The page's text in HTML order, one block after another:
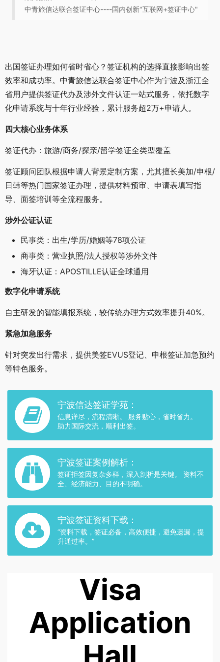
中青旅信达联合签证中心----国内创新"互联网+签证中心"
出国签证办理如何省时省心？签证机构的选择直接影响出签
效率和成功率。中青旅信达联合签证中心作为宁波及浙江全
省用户提供签证代办及涉外文件认证一站式服务，依托数字
化申请系统与十年行业经验，累计服务超2万+申请人。
四大核心业务体系
签证代办：旅游/商务/探亲/留学签证全类型覆盖
签证顾问团队根据申请人背景定制方案，尤其擅长美加/申根/
日韩等热门国家签证办理，提供材料预审、申请表填写指
导、面签培训等全流程服务。
涉外公证认证
民事类：出生/学历/婚姻等78项公证
商事类：营业执照/法人授权等涉外文件
海牙认证：APOSTILLE认证全球通用
数字化申请系统
自主研发的智能填报系统，较传统办理方式效率提升40%。
紧急加急服务
针对突发出行需求，提供美签EVUS登记、申根签证加急预约
等特色服务。
宁波信达签证学苑：
信息详尽，流程清晰。 服务贴心，省时省力。
助力国际交流，顺利出签。
宁波签证案例解析：
签证拒签因复杂多样，深入剖析是关键。 资料不
全、经济能力、目的不明确。
宁波签证资料下载：
“资料下载，签证必备，高效便捷，避免遗漏，提
升通过率。”
Visa
Application